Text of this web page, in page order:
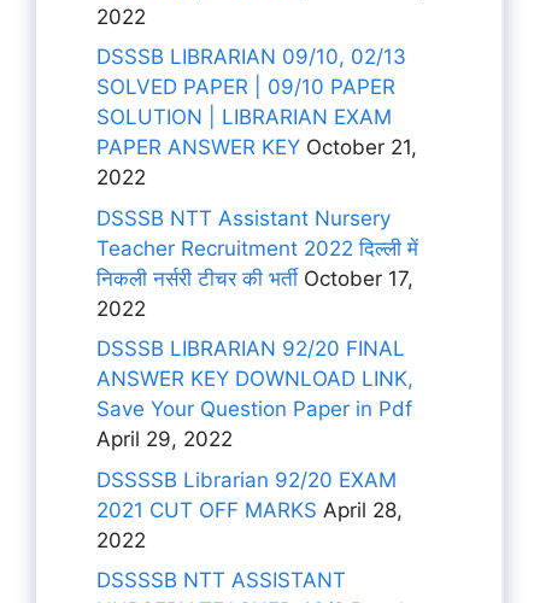
2022
DSSSB LIBRARIAN 09/10, 02/13
SOLVED PAPER | 09/10 PAPER
SOLUTION | LIBRARIAN EXAM
PAPER ANSWER KEY October 21,
2022
DSSSB NTT Assistant Nursery
Teacher Recruitment 2022 दिल्ली में
निकली नर्सरी टीचर की भर्ती October 17,
2022
DSSSB LIBRARIAN 92/20 FINAL
ANSWER KEY DOWNLOAD LINK,
Save Your Question Paper in Pdf
April 29, 2022
DSSSSB Librarian 92/20 EXAM
2021 CUT OFF MARKS April 28,
2022
DSSSSB NTT ASSISTANT